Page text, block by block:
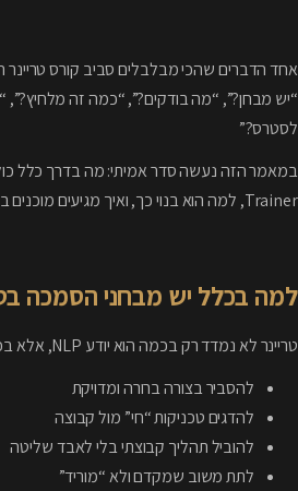
אחד הדברים שהכי מבלבלים סביב קורס
“יש מבחן?”, “מה בודקים?”, “כמה זה מלחיץ?”,
לסטרס?”
Trainer, למה הוא בנוי כך, ואיך מגיעים מוכנים בצורה חכמה – לא בכוח.
למה בכלל יש מבחני הסמכה
טריינר לא נמדד רק בכמה הוא יודע NLP, אלא בכמה הוא יודע
להסביר בצורה ברורה ומדויקת
להדגים טכניקות “חי” מול קבוצה
להוביל תהליך קבוצתי בלי לאבד שליטה
לתת משוב שמקדם ולא “מוריד”